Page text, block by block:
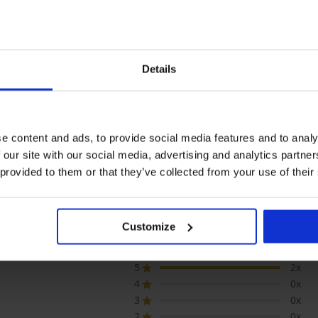
Details
content and ads, to provide social media features and to
site with our social media, advertising and analytics
to them or that they’ve collected from your use of
Customize
Plus Size
Victoria 30 DEN
8,99 €14,99 €
OMSA Attiva 40
9,49 €
Ženske šarene čarape s
5
2x
4
0x
3
0x